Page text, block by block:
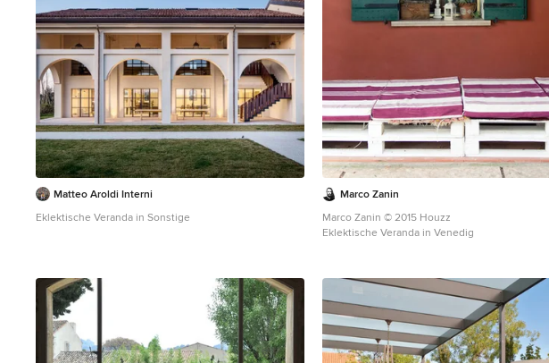
Matteo Aroldi Interni
Eklektische Veranda in Sonstige
Marco Zanin
Marco Zanin © 2015 Houzz
Eklektische Veranda in Venedig